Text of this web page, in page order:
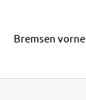
Bremsen vorne